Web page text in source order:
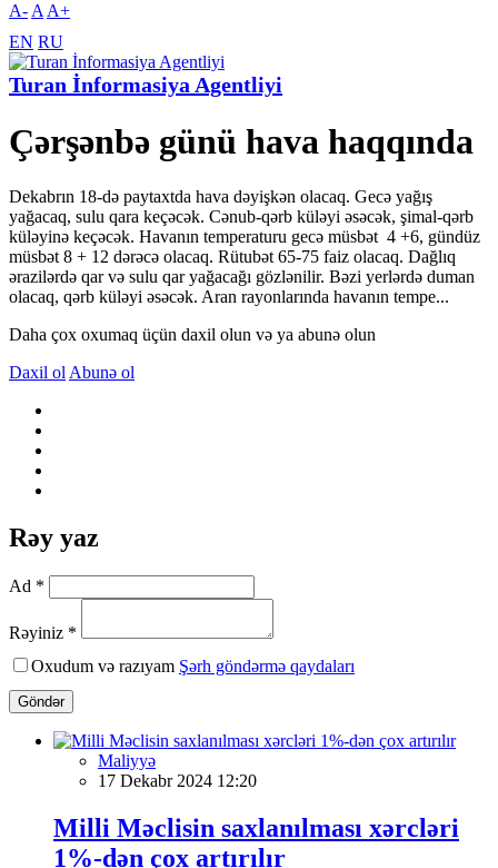
A- A A+
EN RU
Turan İnformasiya Agentliyi
Çərşənbə günü hava haqqında
Dekabrın 18-də paytaxtda hava dəyişkən olacaq. Gecə yağış
yağacaq, sulu qara keçəcək. Cənub-qərb küləyi əsəcək, şimal-qərb
küləyinə keçəcək. Havanın temperaturu gecə müsbət 4 +6, gündüz
müsbət 8 + 12 dərəcə olacaq. Rütubət 65-75 faiz olacaq. Dağlıq
ərazilərdə qar və sulu qar yağacağı gözlənilir. Bəzi yerlərdə duman
olacaq, qərb küləyi əsəcək. Aran rayonlarında havanın tempe...
Daha çox oxumaq üçün daxil olun və ya abunə olun
Daxil ol Abunə ol
Rəy yaz
Ad *
Rəyiniz *
Oxudum və razıyam Şərh göndərmə qaydaları
Göndər
Maliyyə
17 Dekabr 2024 12:20
Milli Məclisin saxlanılması xərcləri
1%-dən çox artırılır